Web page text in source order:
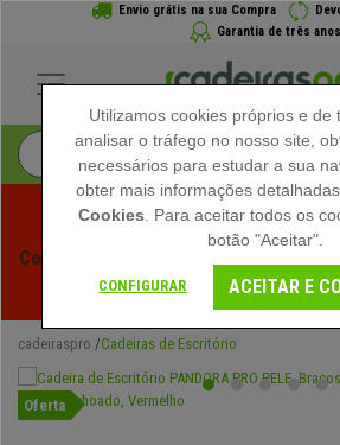
Envio grátis na sua Compra
Garantia de três anos
Começam os Saldos de Verão em
Exclusivos por Tempo Limitado -
cadeiraspro Cadeiras de Escritório
Oferta
Utilizamos cookies próprios e de
analisar o tráfego no nosso site,
necessários para estudar a sua
obter mais informações
Cookies . Para aceitar todos os
botão "Aceitar".
CONFIGURAR ACEITAR E